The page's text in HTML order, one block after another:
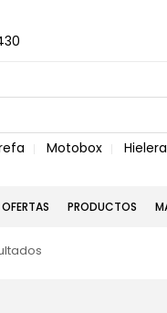
Motobox
OFERTAS PRODUCTOS